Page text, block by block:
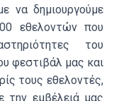
να δημιουργούμε
εθελοντών που
του
φεστιβάλ μας και
τους εθελοντές,
την εμβέλειά μας